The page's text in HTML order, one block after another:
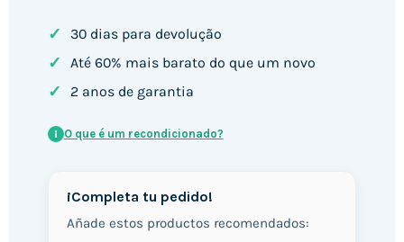
✓ 30 dias para devolução
✓ Até 60% mais barato do que um novo
✓ 2 anos de garantia
i O que é um recondicionado?
¡Completa tu pedido!
Añade estos productos recomendados: